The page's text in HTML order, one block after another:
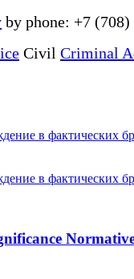
by phone: +7
Civil Criminal
в
в